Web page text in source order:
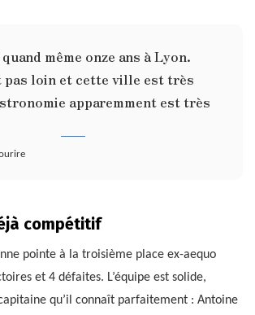
même onze ans à Lyon.
pas loin et cette ville est très
apparemment est très
compétitif
pointe à la troisième place ex-aequo
et 4 défaites. L’équipe est solide,
qu’il connaît parfaitement : Antoine